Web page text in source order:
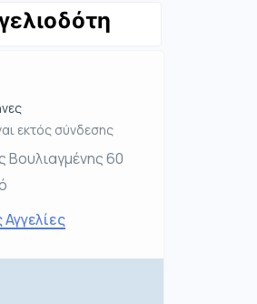
εκτός σύνδεσης
60
Αγγελίες